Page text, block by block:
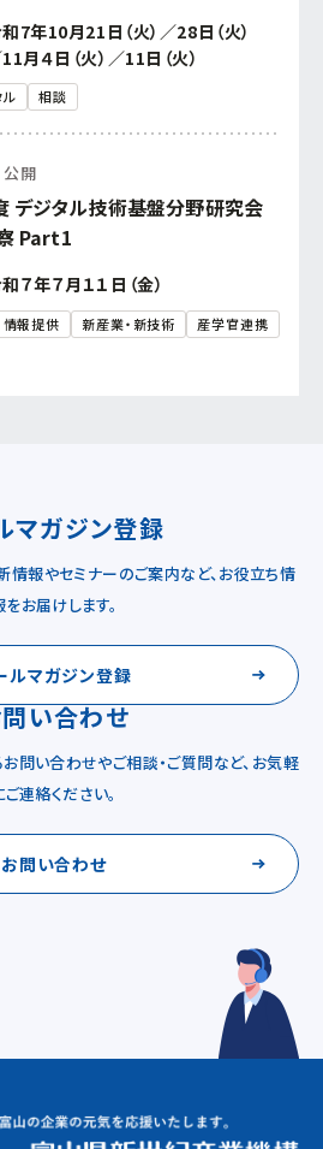
7年10月21日（火）／28日（火）
月４日（火）／11日（火）
相談
開
デジタル技術基盤分野研究会
Part1
７年７月１１日（金）
情報提供 新産業・新技術
産学官連携
マガジン登録
情報やセミナーのご案内など、お役立ち情
をお届けします。
ルマガジン登録
い合わせ
問い合わせやご相談・ご質問など、お気軽
ご連絡ください。
お問い合わせ